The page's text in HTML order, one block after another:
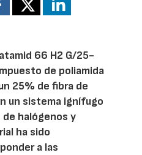
66 H2 G/25-
de poliamida
25% de fibra de
un sistema ignífugo
halógenos y
ha sido
a las